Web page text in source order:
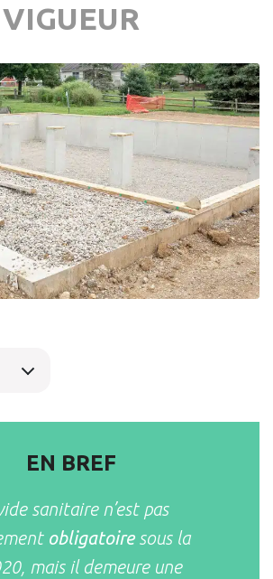
VIGUEUR
EN BREF
sanitaire n’est pas
obligatoiresous la
mais il demeure une